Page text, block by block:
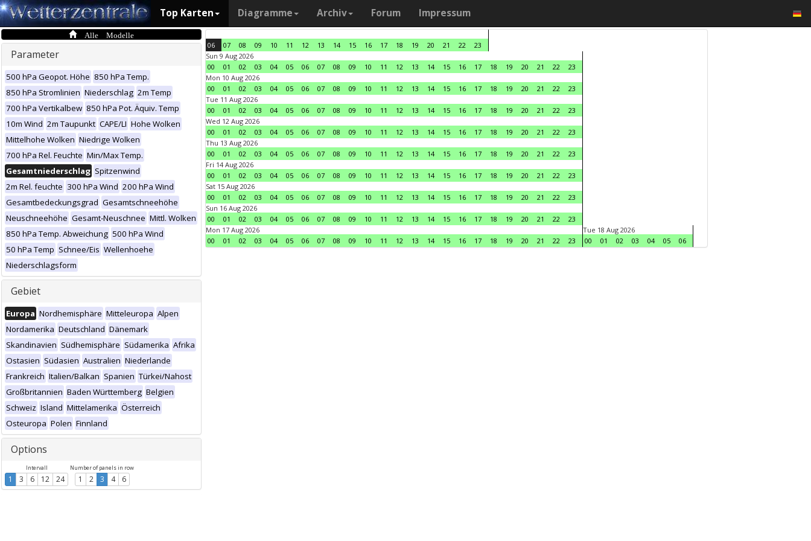
Top Karten Diagramme Archiv Forum Impressum
Alle Modelle
Parameter
500 hPa Geopot. Höhe 850 hPa Temp.
850 hPa Stromlinien Niederschlag 2m Temp
700 hPa Vertikalbew 850 hPa Pot. Äquiv. Temp
10m Wind 2m Taupunkt CAPE/LI Hohe Wolken
Mittelhohe Wolken Niedrige Wolken
700 hPa Rel. Feuchte Min/Max Temp.
Gesamtniederschlag Spitzenwind
2m Rel. feuchte 300 hPa Wind 200 hPa Wind
Gesamtbedeckungsgrad Gesamtschneehöhe
Neuschneehöhe Gesamt-Neuschnee Mittl. Wolken
850 hPa Temp. Abweichung 500 hPa Wind
50 hPa Temp Schnee/Eis Wellenhoehe
Niederschlagsform
Gebiet
Europa Nordhemisphäre Mitteleuropa Alpen
Nordamerika Deutschland Dänemark
Skandinavien Südhemisphäre Südamerika Afrika
Ostasien Südasien Australien Niederlande
Frankreich Italien/Balkan Spanien Türkei/Nahost
Großbritannien Baden Württemberg Belgien
Schweiz Island Mittelamerika Österreich
Osteuropa Polen Finnland
Options
Intervall
1 3 6 12 24
Number of panels in row
1 2 3 4 6
06 07 08 09 10 11 12 13 14 15 16 17 18 19 20 21 22
23
Sun 9 Aug 2026
00
01 02 03 04 05 06 07 08 09 10 11 12 13 14 15 16 17 18 19 20 21 22
23
Mon 10 Aug 2026
00
01 02 03 04 05 06 07 08 09 10 11 12 13 14 15 16 17 18 19 20 21 22
23
Tue 11 Aug 2026
00
01 02 03 04 05 06 07 08 09 10 11 12 13 14 15 16 17 18 19 20 21 22
23
Wed 12 Aug 2026
00
01 02 03 04 05 06 07 08 09 10 11 12 13 14 15 16 17 18 19 20 21 22
23
Thu 13 Aug 2026
00
01 02 03 04 05 06 07 08 09 10 11 12 13 14 15 16 17 18 19 20 21 22
23
Fri 14 Aug 2026
00
01 02 03 04 05 06 07 08 09 10 11 12 13 14 15 16 17 18 19 20 21 22
23
Sat 15 Aug 2026
00
01 02 03 04 05 06 07 08 09 10 11 12 13 14 15 16 17 18 19 20 21 22
23
Sun 16 Aug 2026
00
01 02 03 04 05 06 07 08 09 10 11 12 13 14 15 16 17 18 19 20 21 22
23
Mon 17 Aug 2026
00
01 02 03 04 05 06 07 08 09 10 11 12 13 14 15 16 17 18 19 20 21 22 23
Tue 18 Aug 2026
00
01 02 03 04 05 06